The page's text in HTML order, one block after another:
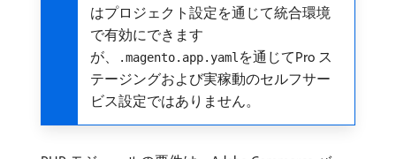
はプロジェクト設定を通じて統合環境
で有効にできます
が、
.magento.app.yaml を通じてPro ス
テージングおよび実稼動のセルフサー
ビス設定ではありません。